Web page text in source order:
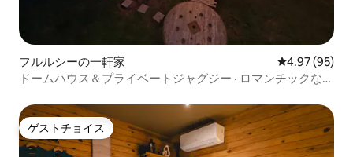
フルルシーの一軒家 レビュー95
4.97 (95)
ドームハウス＆プライベートジャグジー · ロマンチックな旅
ゲストチョイス
ゲストチョイス